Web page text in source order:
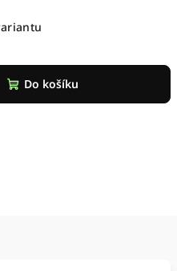
Do košíku